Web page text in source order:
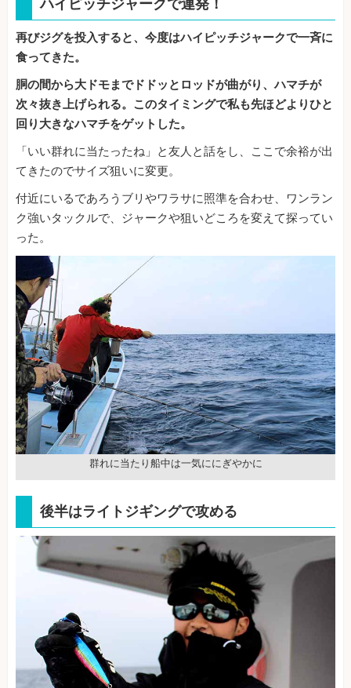
ハイピッチジャークで連発！
再びジグを投入すると、今度はハイピッチジャークで一斉に
食ってきた。
胴の間から大ドモまでドドッとロッドが曲がり、ハマチが
次々抜き上げられる。このタイミングで私も先ほどよりひと
回り大きなハマチをゲットした。
「いい群れに当たったね」と友人と話をし、ここで余裕が出
てきたのでサイズ狙いに変更。
付近にいるであろうブリやワラサに照準を合わせ、ワンラン
ク強いタックルで、ジャークや狙いどころを変えて探ってい
った。
群れに当たり船中は一気ににぎやかに
後半はライトジギングで攻める